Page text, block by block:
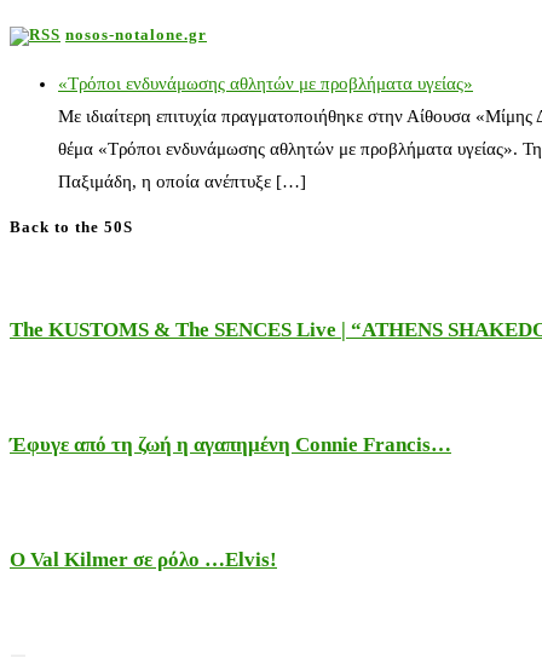
nosos-notalone.gr
«Τρόποι ενδυνάμωσης αθλητών με προβλήματα υγείας»
Με ιδιαίτερη επιτυχία πραγματοποιήθηκε στην Αίθουσα
θέμα «Τρόποι ενδυνάμωσης αθλητών με προβλήματα υγείας».
Παξιμάδη, η οποία ανέπτυξε […]
Back to the 50S
The KUSTOMS & The SENCES Live | “ATHENS
Έφυγε από τη ζωή η αγαπημένη Connie Francis…
Ο Val Kilmer σε ρόλο …Elvis!